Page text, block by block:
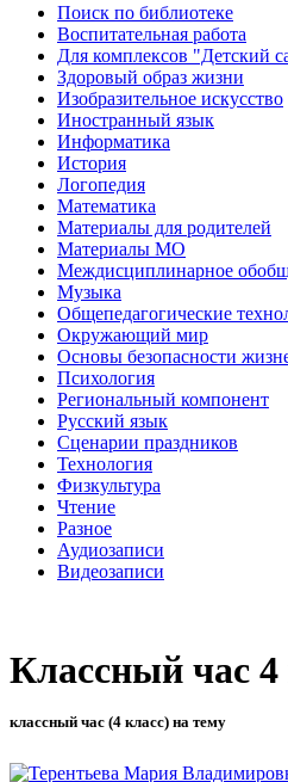
Поиск по библиотеке
Воспитательная работа
Для комплексов "Детский
Здоровый образ жизни
Изобразительное искусство
Иностранный язык
Информатика
История
Логопедия
Математика
Материалы для родителей
Материалы МО
Междисциплинарное
Музыка
Общепедагогические
Окружающий мир
Основы безопасности
Психология
Региональный компонент
Русский язык
Сценарии праздников
Технология
Физкультура
Чтение
Разное
Аудиозаписи
Видеозаписи
Классный час 4
классный час (4 класс) на тему